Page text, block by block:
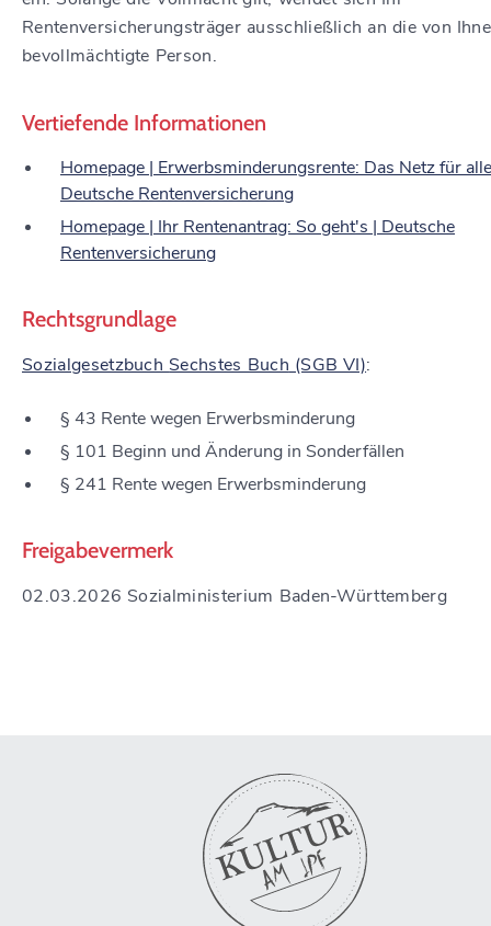
Rentenversicherungsträger ausschließlich an die von
bevollmächtigte Person.
Vertiefende Informationen
Homepage | Erwerbsminderungs­rente: Das Netz für
Deutsche Rentenversicherung
Homepage | Ihr Rentenantrag: So geht's | Deutsche
Rentenversicherung
Rechtsgrundlage
Sozialgesetzbuch Sechstes Buch (SGB VI):
§ 43 Rente wegen Erwerbsminderung
§ 101 Beginn und Änderung in Sonderfällen
§ 241 Rente wegen Erwerbsminderung
Freigabevermerk
02.03.2026 Sozialministerium Baden-Württemberg